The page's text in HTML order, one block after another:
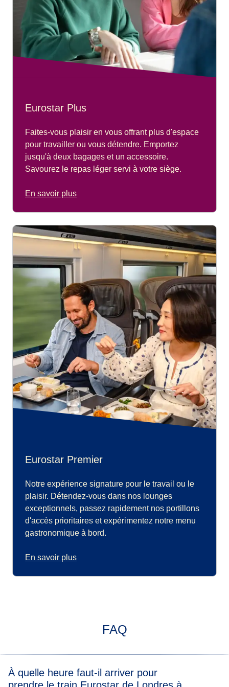
Eurostar Plus
Faites-vous plaisir en vous offrant plus d'espace
pour travailler ou vous détendre. Emportez
jusqu'à deux bagages et un accessoire.
Savourez le repas léger servi à votre siège.
En savoir plus
Eurostar Premier
Notre expérience signature pour le travail ou le
plaisir. Détendez-vous dans nos lounges
exceptionnels, passez rapidement nos portillons
d'accès prioritaires et expérimentez notre menu
gastronomique à bord.
En savoir plus
FAQ
À quelle heure faut-il arriver pour